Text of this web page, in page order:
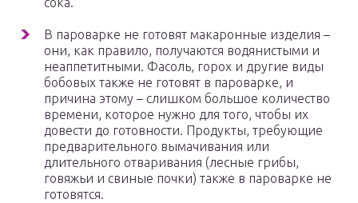
В пароварке не готовят макаронные изделия –
они, как правило, получаются водянистыми и
неаппетитными. Фасоль, горох и другие виды
бобовых также не готовят в пароварке, и
причина этому – слишком большое количество
времени, которое нужно для того, чтобы их
довести до готовности. Продукты, требующие
предварительного вымачивания или
длительного отваривания (лесные грибы,
говяжьи и свиные почки) также в пароварке не
готовятся.